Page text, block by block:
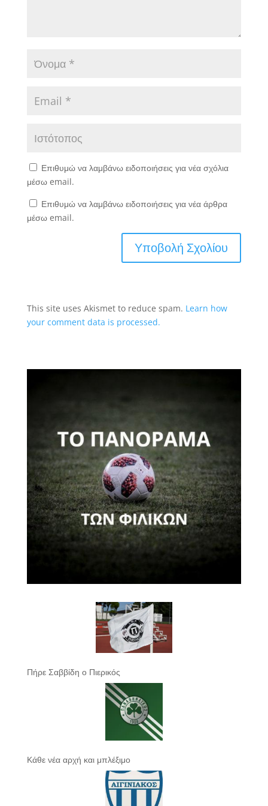
Επιθυμώ να λαμβάνω ειδοποιήσεις για νέα σχόλια
μέσω email.
Επιθυμώ να λαμβάνω ειδοποιήσεις για νέα άρθρα
μέσω email.
This site uses Akismet to reduce spam. Learn how
your comment data is processed.
Πήρε Σαββίδη ο Πιερικός
Κάθε νέα αρχή και μπλέξιμο